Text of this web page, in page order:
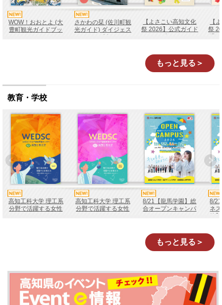
WOW！おおとよ (大
豊町観光ガイドブッ
さかわの栞 (佐川町観
光ガイド) ダイジェス
ト版
【よさこい高知文化
祭 2026】公式ガイド
【
祭
もっと見る＞
教育・学校
高知工科大学 理工系
分野で活躍する女性
高知工科大学 理工系
分野で活躍する女性
8/21【龍馬学園】総
合オープンキャンパ
8/
ネ
校
もっと見る＞